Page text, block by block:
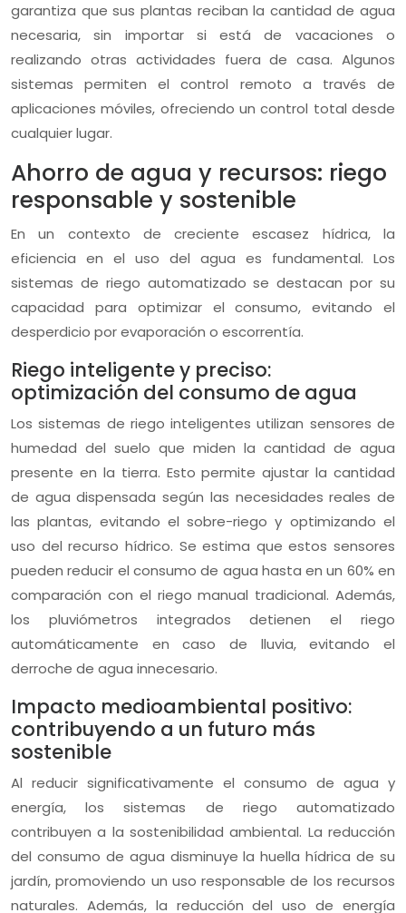
garantiza que sus plantas reciban la cantidad de agua
necesaria, sin importar si está de vacaciones o
realizando otras actividades fuera de casa. Algunos
sistemas permiten el control remoto a través de
aplicaciones móviles, ofreciendo un control total desde
cualquier lugar.
Ahorro de agua y recursos: riego
responsable y sostenible
En un contexto de creciente escasez hídrica, la
eficiencia en el uso del agua es fundamental. Los
sistemas de riego automatizado se destacan por su
capacidad para optimizar el consumo, evitando el
desperdicio por evaporación o escorrentía.
Riego inteligente y preciso:
optimización del consumo de agua
Los sistemas de riego inteligentes utilizan sensores de
humedad del suelo que miden la cantidad de agua
presente en la tierra. Esto permite ajustar la cantidad
de agua dispensada según las necesidades reales de
las plantas, evitando el sobre-riego y optimizando el
uso del recurso hídrico. Se estima que estos sensores
pueden reducir el consumo de agua hasta en un 60% en
comparación con el riego manual tradicional. Además,
los pluviómetros integrados detienen el riego
automáticamente en caso de lluvia, evitando el
derroche de agua innecesario.
Impacto medioambiental positivo:
contribuyendo a un futuro más
sostenible
Al reducir significativamente el consumo de agua y
energía, los sistemas de riego automatizado
contribuyen a la sostenibilidad ambiental. La reducción
del consumo de agua disminuye la huella hídrica de su
jardín, promoviendo un uso responsable de los recursos
naturales. Además, la reducción del uso de energía